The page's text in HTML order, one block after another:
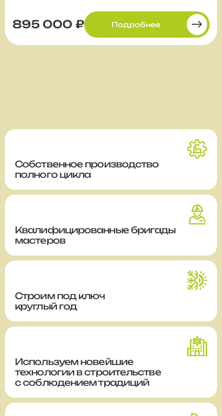
895 000 ₽ Подробнее
Собственное производство
полного цикла
Квалифицированные бригады
мастеров
Строим под ключ
круглый год
Используем новейшие
технологии в строительстве
с соблюдением традиций